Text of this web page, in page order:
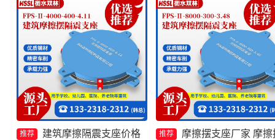
推荐
建筑摩擦隔震支座价格
推荐
摩擦摆支座厂家 摩擦